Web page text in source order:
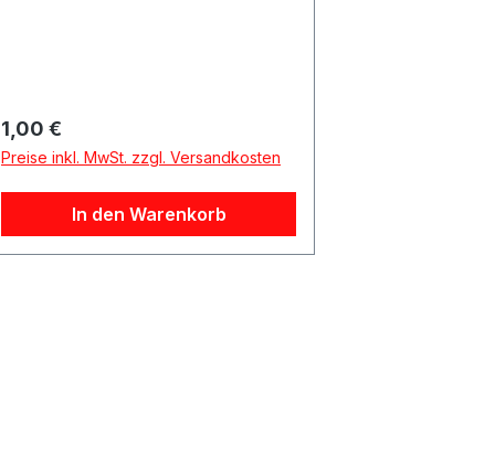
Regulärer Preis:
1,00 €
Preise inkl. MwSt. zzgl. Versandkosten
In den Warenkorb